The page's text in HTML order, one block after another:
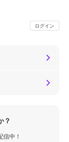
ログイン
？
中！